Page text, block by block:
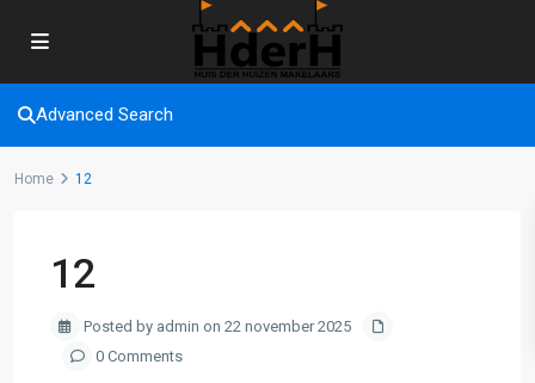
Advanced Search
Home 12
12
Posted by admin on 22 november 2025
0 Comments